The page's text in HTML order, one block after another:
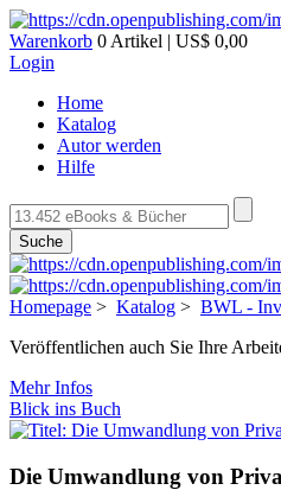
Warenkorb 0 Artikel | US$ 0,00
Login
Home
Katalog
Autor werden
Hilfe
Suche
Homepage > Katalog > BWL -
Veröffentlichen auch Sie Ihre
Mehr Infos
Blick ins Buch
Die Umwandlung von